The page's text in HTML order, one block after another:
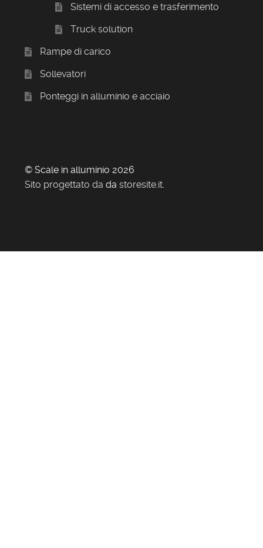
Sistemi di accesso e trasferimento
Truck solution
Rampe di carico
Sollevatori
Ponteggi in alluminio e acciaio
© Scale in alluminio 2026
Sito progettato da da storesite.it.